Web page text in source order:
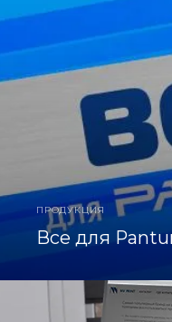
ПРОДУКЦИЯ
Все для